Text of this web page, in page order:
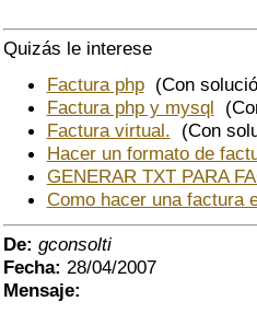
Quizás le interese
Factura php(Con
Factura php y mysql
Factura virtual. (Con
Hacer un formato de
GENERAR TXT PARA
Como hacer una factura
De: gconsolti
Fecha: 28/04/2007
Mensaje: